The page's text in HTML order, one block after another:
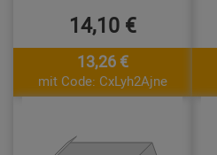
14,10 €
13,26 €
mit Code: CxLyh2Ajne